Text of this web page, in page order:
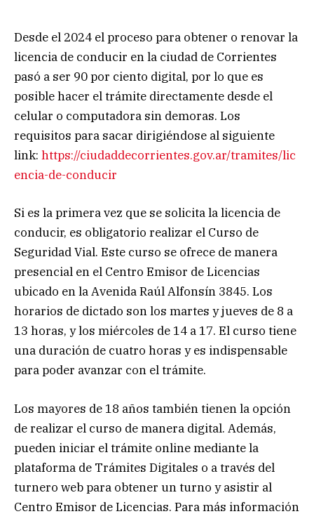
Desde el 2024 el proceso para obtener o renovar la
licencia de conducir en la ciudad de Corrientes
pasó a ser 90 por ciento digital, por lo que es
posible hacer el trámite directamente desde el
celular o computadora sin demoras. Los
requisitos para sacar dirigiéndose al siguiente
link: https://ciudaddecorrientes.gov.ar/tramites/lic
encia-de-conducir
Si es la primera vez que se solicita la licencia de
conducir, es obligatorio realizar el Curso de
Seguridad Vial. Este curso se ofrece de manera
presencial en el Centro Emisor de Licencias
ubicado en la Avenida Raúl Alfonsín 3845. Los
horarios de dictado son los martes y jueves de 8 a
13 horas, y los miércoles de 14 a 17. El curso tiene
una duración de cuatro horas y es indispensable
para poder avanzar con el trámite.
Los mayores de 18 años también tienen la opción
de realizar el curso de manera digital. Además,
pueden iniciar el trámite online mediante la
plataforma de Trámites Digitales o a través del
turnero web para obtener un turno y asistir al
Centro Emisor de Licencias. Para más información